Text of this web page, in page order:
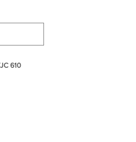
610